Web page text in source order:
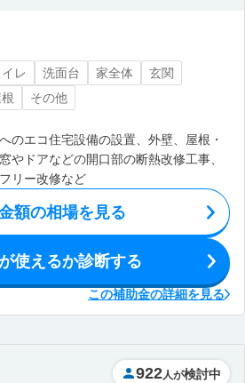
イレ 洗面台 家全体
玄関
その他
のエコ住宅設備の設置、外壁、屋根・
やドアなどの開口部の断熱改修工事、
リー改修など
額の相場を見る
使えるか診断する
この補助金の詳細を見る
922 人が検討中